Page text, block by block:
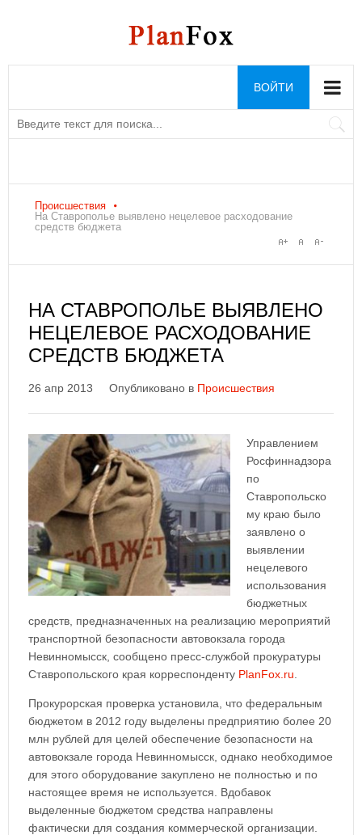
ВОЙТИ
Происшествия
На Ставрополье выявлено нецелевое расходование
средств бюджета
НА СТАВРОПОЛЬЕ ВЫЯВЛЕНО
НЕЦЕЛЕВОЕ РАСХОДОВАНИЕ
СРЕДСТВ БЮДЖЕТА
26 апр 2013 Опубликовано в Происшествия
Управлением
Росфиннадзора
по
Ставропольско
му краю было
заявлено о
выявлении
нецелевого
использования
бюджетных
средств, предназначенных на реализацию мероприятий
транспортной безопасности автовокзала города
Невинномысск, сообщено пресс-службой прокуратуры
Ставропольского края корреспонденту PlanFox.ru
Прокурорская проверка установила, что федеральным
бюджетом в 2012 году выделены предприятию более 20
млн рублей для целей обеспечение безопасности на
автовокзале города Невинномысск, однако необходимое
для этого оборудование закуплено не полностью и по
настоящее время не используется. Вдобавок
выделенные бюджетом средства направлены
фактически для создания коммерческой организации.